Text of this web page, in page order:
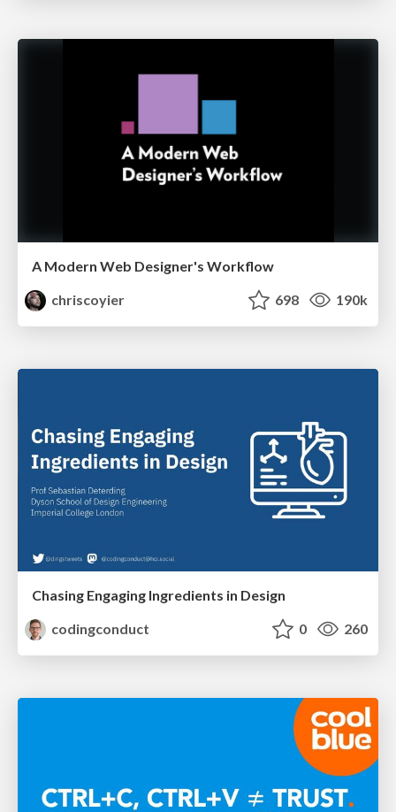
A Modern Web Designer's Workflow
chriscoyier
698 190k
Chasing Engaging Ingredients in Design
codingconduct
0 260